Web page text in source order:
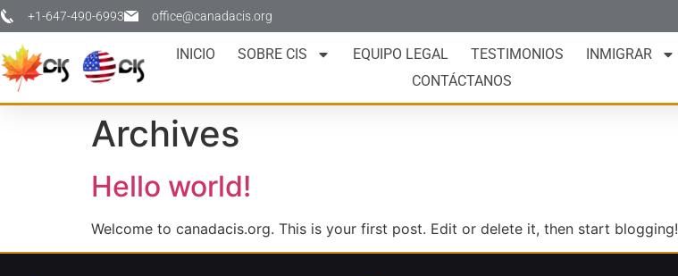
+1-647-490-6993 office@canadacis.org
INICIO SOBRE CIS EQUIPO LEGAL TESTIMONIOS INMIGRAR
CONTÁCTANOS
Archives
Hello world!
Welcome to canadacis.org. This is your first post. Edit or delete it, then start blogging!